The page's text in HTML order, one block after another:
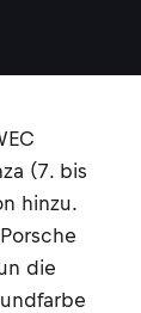
(7. bis
hinzu.
die